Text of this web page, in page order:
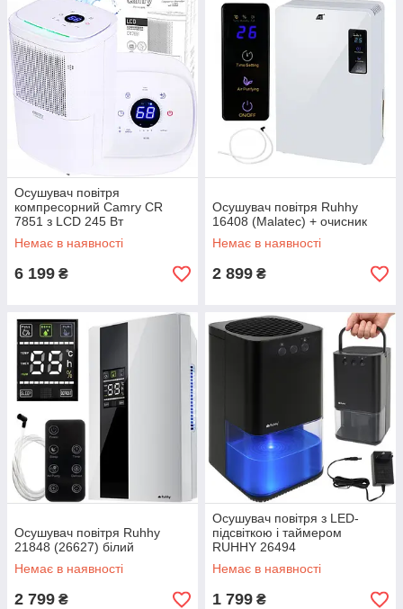
Осушувач повітря
компресорний Camry CR
7851 з LCD 245 Вт
Немає в наявності
6 199 ₴
Осушувач повітря Ruhhy
16408 (Malatec) + очисник
Немає в наявності
2 899 ₴
Осушувач повітря Ruhhy
21848 (26627) білий
Немає в наявності
2 799 ₴
Осушувач повітря з LED-
підсвіткою і таймером
RUHHY 26494
Немає в наявності
1 799 ₴